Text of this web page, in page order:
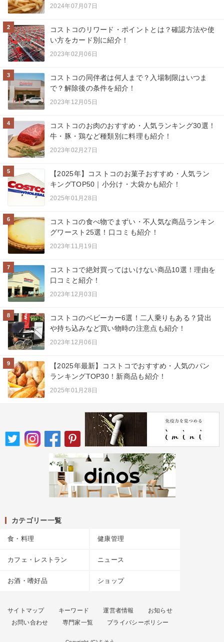
2024年07月07日
2
コストコのリワード・ポイントとは？確認方法や使
い方をカード別に紹介！
2023年02月06日
3
コストコの同伴者は何人まで？入場制限はいつま
で？解除後の条件を紹介！
2023年12月05日
4
コストコのお肉のおすすめ・人気ランキング30選！
牛・豚・鶏など種類別に料理も紹介！
2023年02月27日
5
【2025年】コストコのお菓子おすすめ・人気ラン
キングTOP50｜小分け・大袋かも紹介！
2025年01月28日
6
コストコの食べ物でまずい・不人気な商品ランキン
グワースト25選！口コミも紹介！
2023年11月19日
7
コストコで絶対買ってはいけない商品10選！理由を
口コミと紹介！
2023年12月03日
8
コストコのベビーカー6選！二人乗りもある？貸出
や持ち込みなど買い物時の注意点も紹介！
2023年12月06日
9
【2025年最新】コストコでおすすめ・人気のパン
ランキングTOP30！新商品も紹介！
2025年01月28日
カテゴリー一覧
食・料理 健康管理
カフェ・レストラン ニュース
お酒・嗜好品 ショップ
サイトマップ キーワード 運営者情報
お知らせ
お問い合わせ
専門家一覧 プライバシーポリシー